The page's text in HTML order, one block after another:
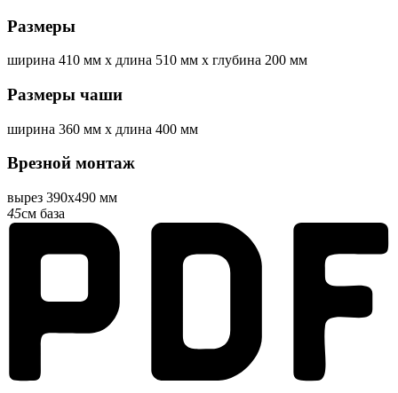
Размеры
ширина 410 мм x длина 510 мм x глубина 200 мм
Размеры чаши
ширина 360 мм x длина 400 мм
Врезной монтаж
вырез 390x490 мм
45см база